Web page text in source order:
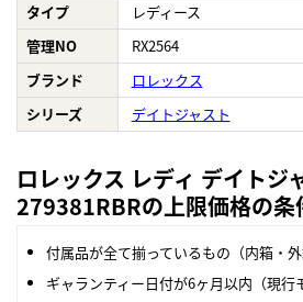
タイプ
レディース
管理NO
RX2564
ブランド
ロレックス
シリーズ
デイトジャスト
ロレックス レディ デイトジ
279381RBRの上限価格の条
付属品が全て揃っているもの（内箱・外
ギャランティー日付が6ヶ月以内（現行